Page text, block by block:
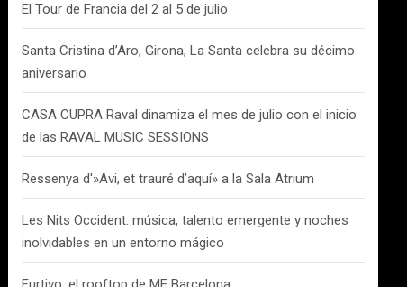
El Tour de Francia del 2 al 5 de julio
Santa Cristina d’Aro, Girona, La Santa celebra su décimo
aniversario
CASA CUPRA Raval dinamiza el mes de julio con el inicio
de las RAVAL MUSIC SESSIONS
Ressenya d'»Avi, et trauré d’aquí» a la Sala Atrium
Les Nits Occident: música, talento emergente y noches
inolvidables en un entorno mágico